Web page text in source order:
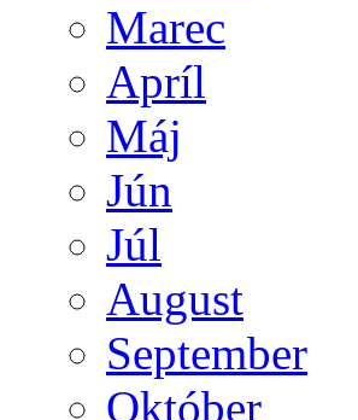
Marec
Apríl
Máj
Jún
Júl
August
September
Október